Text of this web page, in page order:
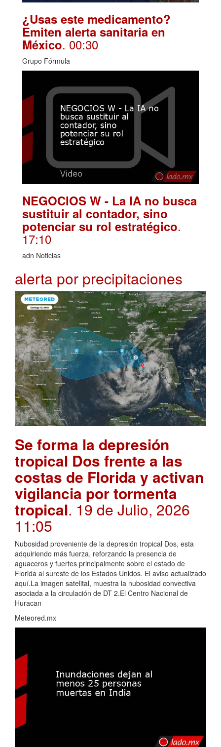
¿Usas este medicamento?
Emiten alerta sanitaria en
México. 00:30
Grupo Fórmula
NEGOCIOS W - La IA no busca
sustituir al contador, sino
potenciar su rol estratégico.
17:10
adn Noticias
alerta por precipitaciones
Se forma la depresión
tropical Dos frente a las
costas de Florida y activan
vigilancia por tormenta
tropical. 19 de Julio, 2026
11:05
Nubosidad proveniente de la depresión tropical Dos, esta
adquiriendo más fuerza, reforzando la presencia de
aguaceros y fuertes principalmente sobre el estado de
Florida al sureste de los Estados Unidos. El aviso actualizado
aquí.La imagen satelital, muestra la nubosidad convectiva
asociada a la circulación de DT 2.El Centro Nacional de
Huracan
Meteored.mx